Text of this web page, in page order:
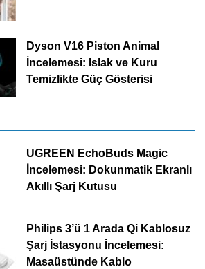
Dyson V16 Piston Animal
İncelemesi: Islak ve Kuru
Temizlikte Güç Gösterisi
UGREEN EchoBuds Magic
İncelemesi: Dokunmatik Ekranlı
Akıllı Şarj Kutusu
Philips 3’ü 1 Arada Qi Kablosuz
Şarj İstasyonu İncelemesi:
Masaüstünde Kablo